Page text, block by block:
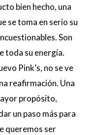
bien hecho, una
se toma en serio su
Son
toda su energía.
Pink’s, no se ve
reafirmación. Una
propósito,
un paso más para
queremos ser